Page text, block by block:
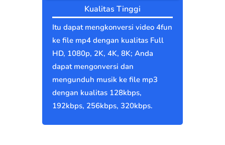
Kualitas Tinggi
Itu dapat mengkonversi video 4fun
ke file mp4 dengan kualitas Full
HD, 1080p, 2K, 4K, 8K; Anda
dapat mengonversi dan
mengunduh musik ke file mp3
dengan kualitas 128kbps,
192kbps, 256kbps, 320kbps.